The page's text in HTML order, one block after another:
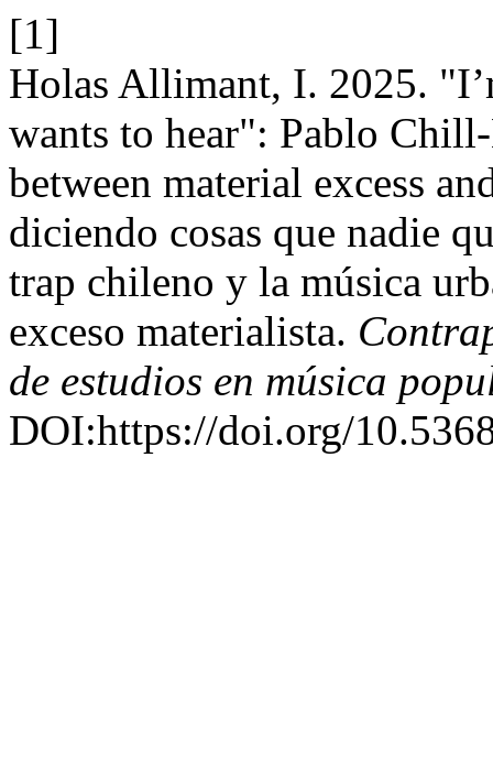
[1]
Holas Allimant, I. 2025.
wants to hear": Pablo
between material excess
diciendo cosas que nadie
trap chileno y la música
exceso materialista.
de estudios en música
DOI:https://doi.org/